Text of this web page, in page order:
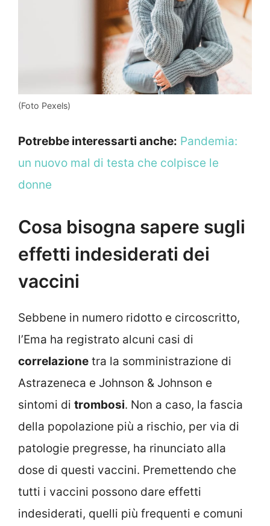
(Foto Pexels)
Potrebbe interessarti anche: Pandemia:
un nuovo mal di testa che colpisce le
donne
Cosa bisogna sapere sugli
effetti indesiderati dei
vaccini
Sebbene in numero ridotto e circoscritto,
l’Ema ha registrato alcuni casi di
correlazione tra la somministrazione di
Astrazeneca e Johnson & Johnson e
sintomi di trombosi. Non a caso, la fascia
della popolazione più a rischio, per via di
patologie pregresse, ha rinunciato alla
dose di questi vaccini. Premettendo che
tutti i vaccini possono dare effetti
indesiderati, quelli più frequenti e comuni